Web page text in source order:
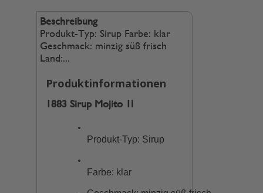
Beschreibung
Produkt-Typ: Sirup Farbe: klar
Geschmack: minzig süß frisch
Land:...
Produktinformationen
1883 Sirup Mojito 1l
Produkt-Typ: Sirup
Farbe: klar